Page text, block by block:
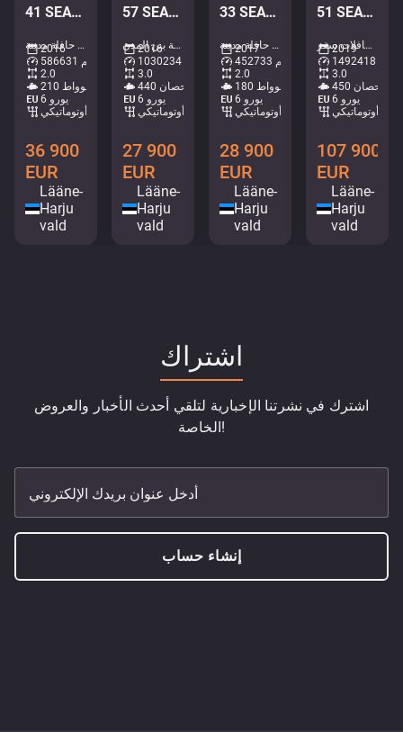
41 SEATS / AC / AUXILIARY HEATER
حافلات - حافلة مدينة • M496-0171
2016
586631 كم
2.0
210 كيلوواط
يورو 6
أوتوماتيكي
36 900
EUR
Lääne-
Harju
vald
57 SEATS / AC / AUXILIARY HEATING
حافلات - حافلة بين المدن • M638-7085
2016
3.0
440 حصان
يورو 6
أوتوماتيكي
27 900
EUR
Lääne-
Harju
vald
33 SEATS / AC / AUXILIARY HEATER
حافلات - حافلة مدينة • M472-1325
2017
452733 كم
2.0
180 كيلوواط
يورو 6
أوتوماتيكي
28 900
EUR
Lääne-
Harju
vald
51 SEATS / AC / AUXILIARY HEATING / TV / WC
حافلات - حافلات سفر • M711-3218
2019
3.0
450 حصان
يورو 6
أوتوماتيكي
107 900
EUR
Lääne-
Harju
vald
اشتراك
اشترك في نشرتنا الإخبارية لتلقي أحدث الأخبار والعروض
الخاصة!
أدخل عنوان بريدك الإلكتروني
إنشاء حساب